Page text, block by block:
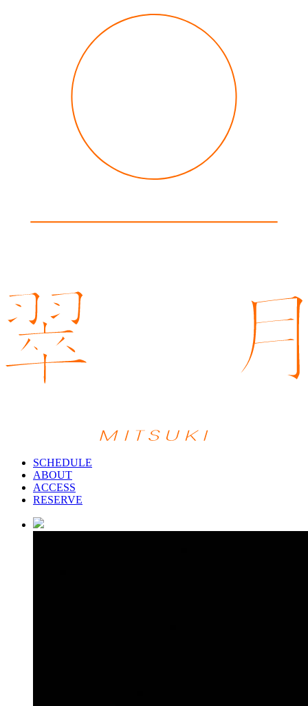
SCHEDULE
ABOUT
ACCESS
RESERVE